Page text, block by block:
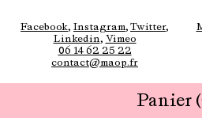
Panier
Facebook, Instagram, Twitter,
Linkedin, Vimeo
06 14 62 25 22
contact@maop.fr